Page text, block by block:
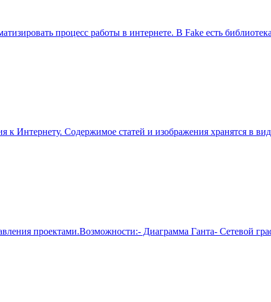
процесс работы в интернете. В Fake есть
Интернету. Содержимое статей и изображения хранятся в
проектами.Возможности:- Диаграмма Ганта- Сетевой